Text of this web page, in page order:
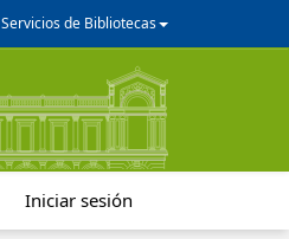
Servicios de Bibliotecas
Iniciar sesión